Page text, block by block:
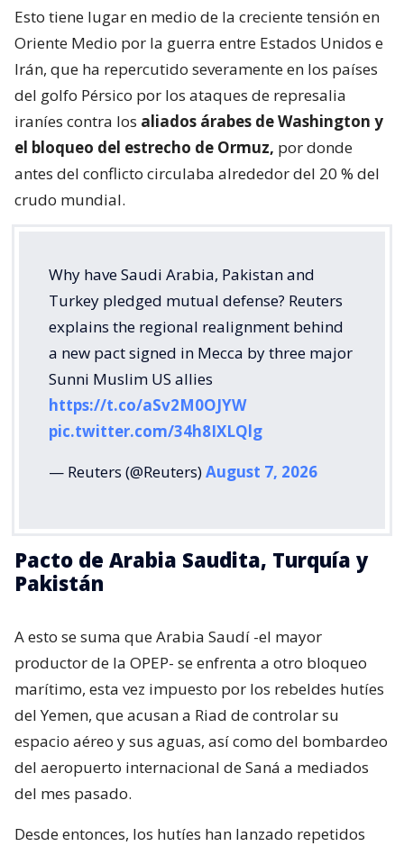
Esto tiene lugar en medio de la creciente tensión en
Oriente Medio por la guerra entre Estados Unidos e
Irán, que ha repercutido severamente en los países
del golfo Pérsico por los ataques de represalia
iraníes contra los aliados árabes de Washington y
el bloqueo del estrecho de Ormuz, por donde
antes del conflicto circulaba alrededor del 20 % del
crudo mundial.
Why have Saudi Arabia, Pakistan and
Turkey pledged mutual defense? Reuters
explains the regional realignment behind
a new pact signed in Mecca by three major
Sunni Muslim US allies
https://t.co/aSv2M0OJYW
pic.twitter.com/34h8IXLQlg
— Reuters (@Reuters)August 7, 2026
Pacto de Arabia Saudita, Turquía y
Pakistán
A esto se suma que Arabia Saudí -el mayor
productor de la OPEP- se enfrenta a otro bloqueo
marítimo, esta vez impuesto por los rebeldes hutíes
del Yemen, que acusan a Riad de controlar su
espacio aéreo y sus aguas, así como del bombardeo
del aeropuerto internacional de Saná a mediados
del mes pasado.
Desde entonces, los hutíes han lanzado repetidos